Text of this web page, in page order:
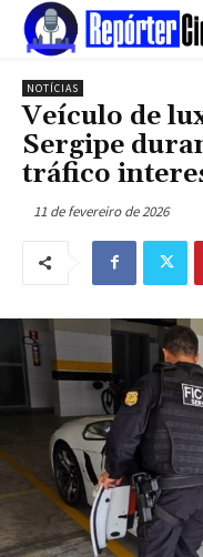
NOTÍCIAS
Veículo de
Sergipe
tráfico
11 de fevereiro de 2026